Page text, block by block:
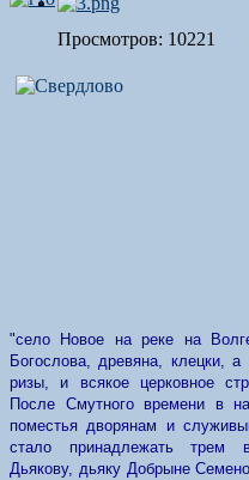
Просмотров: 10221
"село Новое на реке на
Богослова, древяна, клецки,
ризы, и всякое церковное
После Смутного времени в
поместья дворянам и
стало принадлежать трем
Дьякову, дьяку Добрыне